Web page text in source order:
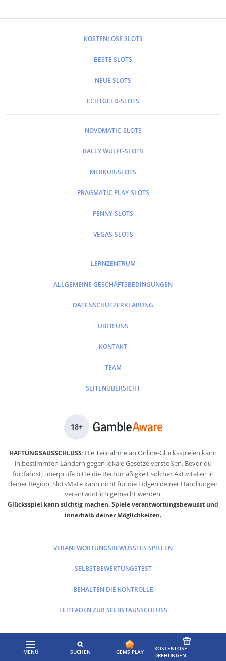
MENÜ SUCHEN GEMS PLAY
KOSTENLOSE
DREHUNGEN
KOSTENLOSE SLOTS
BESTE SLOTS
NEUE SLOTS
ECHTGELD-SLOTS
NOVOMATIC-SLOTS
BALLY WULFF-SLOTS
MERKUR-SLOTS
PRAGMATIC PLAY-SLOTS
PENNY-SLOTS
VEGAS-SLOTS
LERNZENTRUM
ALLGEMEINE GESCHÄFTSBEDINGUNGEN
DATENSCHUTZERKLÄRUNG
ÜBER UNS
KONTAKT
TEAM
SEITENÜBERSICHT
18+
HAFTUNGSAUSSCHLUSS: Die Teilnahme an Online-Glücksspielen kann
in bestimmten Ländern gegen lokale Gesetze verstoßen. Bevor du
fortfährst, überprüfe bitte die Rechtmäßigkeit solcher Aktivitäten in
deiner Region. SlotsMate kann nicht für die Folgen deiner Handlungen
verantwortlich gemacht werden.
Glücksspiel kann süchtig machen. Spiele verantwortungsbewusst und
innerhalb deiner Möglichkeiten.
VERANTWORTUNGSBEWUSSTES SPIELEN
SELBSTBEWERTUNGSTEST
BEHALTEN DIE KONTROLLE
LEITFADEN ZUR SELBSTAUSSCHLUSS
SO FUNKTIONIEREN BEWERTUNGEN